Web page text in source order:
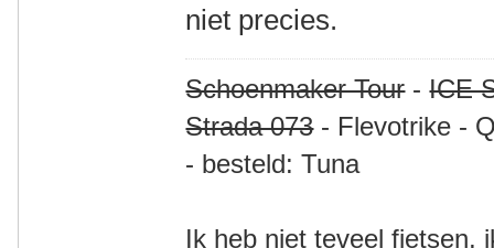
niet precies.
Schoenmaker Tour-ICE
Strada 073- Flevotrike -
- besteld: Tuna
Ik heb niet teveel fietsen,